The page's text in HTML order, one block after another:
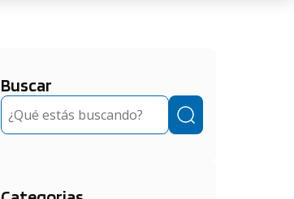
Buscar
Buscar